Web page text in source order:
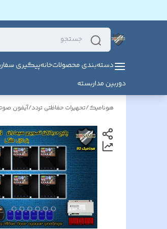
دسته‌بندی محصولاتخانهپیگیری
دوربین مداربسته
هونامیک/تحهیرات حفاظتی تردد/آیفون